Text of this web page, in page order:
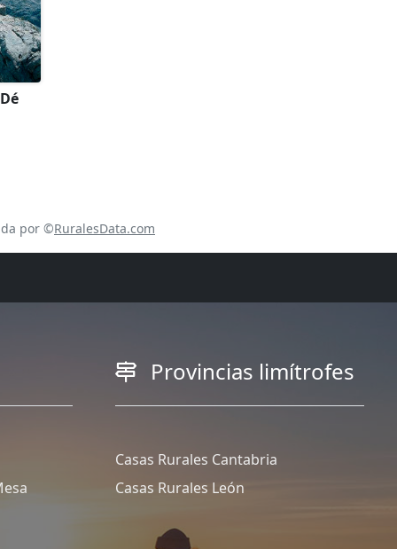
por ©RuralesData.com
Provincias limítrofes
Casas Rurales Cantabria
Casas Rurales León